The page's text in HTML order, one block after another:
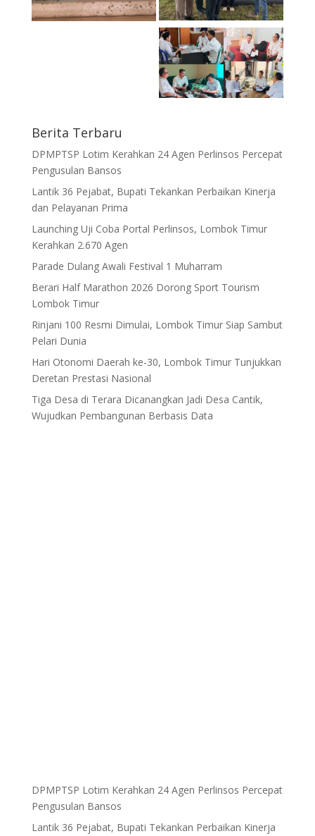
Berita Terbaru
DPMPTSP Lotim Kerahkan 24 Agen Perlinsos Percepat
Pengusulan Bansos
Lantik 36 Pejabat, Bupati Tekankan Perbaikan Kinerja
dan Pelayanan Prima
Launching Uji Coba Portal Perlinsos, Lombok Timur
Kerahkan 2.670 Agen
Parade Dulang Awali Festival 1 Muharram
Berari Half Marathon 2026 Dorong Sport Tourism
Lombok Timur
Rinjani 100 Resmi Dimulai, Lombok Timur Siap Sambut
Pelari Dunia
Hari Otonomi Daerah ke-30, Lombok Timur Tunjukkan
Deretan Prestasi Nasional
Tiga Desa di Terara Dicanangkan Jadi Desa Cantik,
Wujudkan Pembangunan Berbasis Data
DPMPTSP Lotim Kerahkan 24 Agen Perlinsos Percepat
Pengusulan Bansos
Lantik 36 Pejabat, Bupati Tekankan Perbaikan Kinerja